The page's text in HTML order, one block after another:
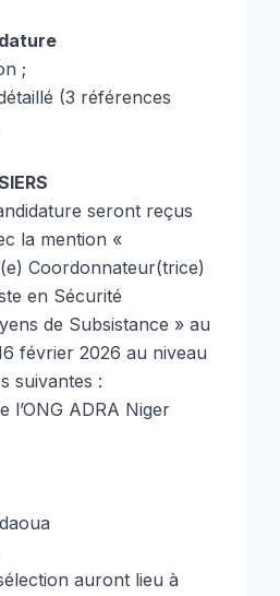
;
(3 références
seront reçus
la mention «
Coordonnateur(trice)
en Sécurité
de Subsistance » au
février 2026 au niveau
suivantes :
l’ONG ADRA Niger
auront lieu à